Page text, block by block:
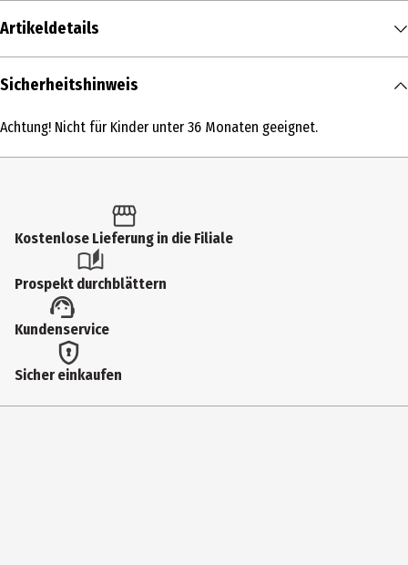
Artikeldetails
Inhalt
Produkttyp
6 Jahre
Artikelnummer des Herstellers
90791
Lizenz (spw)
Funko Marvel
Hersteller
Sicherheitshinweis
Achtung! Nicht für Kinder unter 36 Monaten geeignet.
Kostenlose Lieferung in die Filiale
Prospekt durchblättern
Kundenservice
Sicher einkaufen